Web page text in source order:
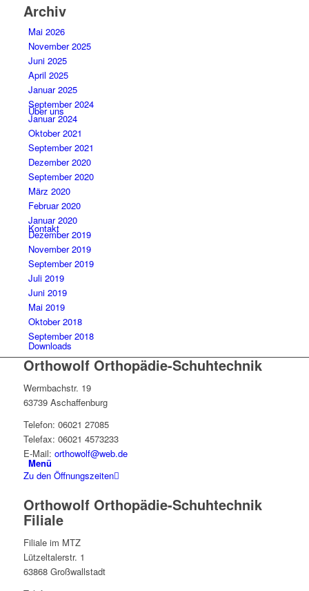
Über uns
Kontakt
Downloads
Menü
Archiv
Mai 2026
November 2025
Juni 2025
April 2025
Januar 2025
September 2024
Januar 2024
Oktober 2021
September 2021
Dezember 2020
September 2020
März 2020
Februar 2020
Januar 2020
Dezember 2019
November 2019
September 2019
Juli 2019
Juni 2019
Mai 2019
Oktober 2018
September 2018
Orthowolf Orthopädie-Schuhtechnik
Wermbachstr. 19
63739 Aschaffenburg
Telefon: 06021 27085
Telefax: 06021 4573233
E-Mail: orthowolf@web.de
Zu den Öffnungszeiten
Orthowolf Orthopädie-Schuhtechnik
Filiale
Filiale im MTZ
Lützeltalerstr. 1
63868 Großwallstadt